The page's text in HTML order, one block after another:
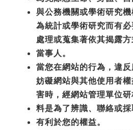
與公務機關或學術研究
為統計或學術研究而有
處理或蒐集著依其揭露
當事人。
當您在網站的行為，違
妨礙網站與其他使用者
害時，經網站管理單位
料是為了辨識、聯絡或採
有利於您的權益。